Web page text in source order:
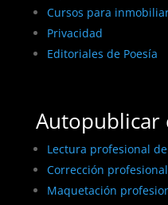
Cursos para
Privacidad
Editoriales de Poesía
Autopublicar
Lectura profesional
Corrección
Maquetación